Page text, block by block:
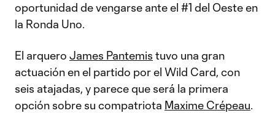
oportunidad de vengarse ante el #1 del Oeste en
la Ronda Uno.
El arquero James Pantemis tuvo una gran
actuación en el partido por el Wild Card, con
seis atajadas, y parece que será la primera
opción sobre su compatriota Maxime Crépeau.